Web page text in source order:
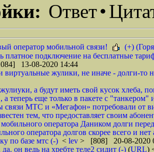
Ответ•
оператор мобильной связи!
(+)
платное подключение на бесплатные
13-08-2020 14:44
виртуальные жулики, не иначе - долги-то
а будут иметь свой кусок хлеба,
а теперь еще только в пакете с
связи МТС и «Мегафон» потребовали от
тем, что предоставляет своим
оператора Даником долги
оператора долгов скорее всего и
по базе мтс (-) < lev > [808] 20-08-2020
да. он ведь на хребте теле2 сидит (-) (URL)